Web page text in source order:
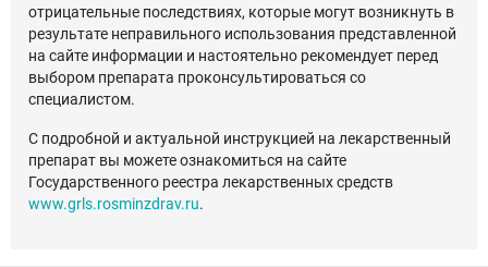
отрицательные последствиях, которые могут возникнуть в
результате неправильного использования представленной
на сайте информации и настоятельно рекомендует перед
выбором препарата проконсультироваться со
специалистом.
С подробной и актуальной инструкцией на лекарственный
препарат вы можете ознакомиться на сайте
Государственного реестра лекарственных средств
www.grls.rosminzdrav.ru.